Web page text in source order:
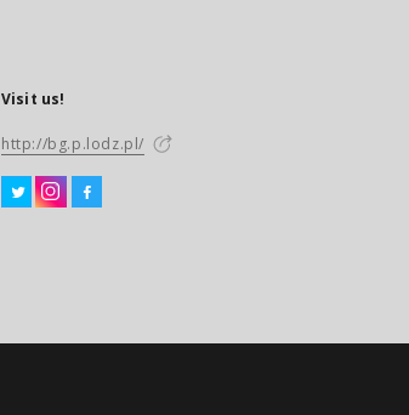
Visit us!
http://bg.p.lodz.pl/